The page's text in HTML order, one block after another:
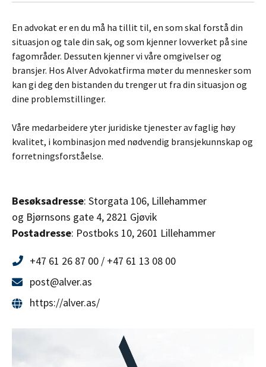
En advokat er en du må ha tillit til, en som skal forstå din
situasjon og tale din sak, og som kjenner lovverket på sine
fagområder. Dessuten kjenner vi våre omgivelser og
bransjer. Hos Alver Advokatfirma møter du mennesker som
kan gi deg den bistanden du trenger ut fra din situasjon og
dine problemstillinger.
Våre medarbeidere yter juridiske tjenester av faglig høy
kvalitet, i kombinasjon med nødvendig bransjekunnskap og
forretningsforståelse.
Besøksadresse: Storgata 106, Lillehammer
og Bjørnsons gate 4, 2821 Gjøvik
Postadresse: Postboks 10, 2601 Lillehammer
+47 61 26 87 00 / +47 61 13 08 00
post@alver.as
https://alver.as/